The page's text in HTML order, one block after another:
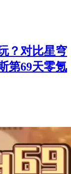
？对比星穹
第69天零氪